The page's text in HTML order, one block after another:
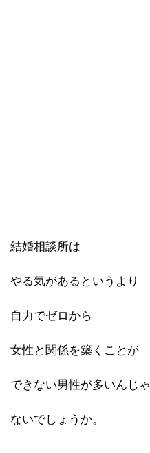
結婚相談所は
やる気があるというより
自力でゼロから
女性と関係を築くことが
できない男性が多いんじゃ
ないでしょうか。